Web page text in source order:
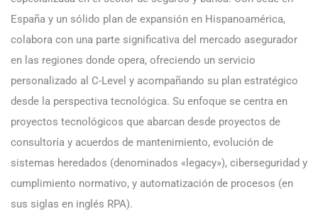
España y un sólido plan de expansión en Hispanoamérica,
colabora con una parte significativa del mercado asegurador
en las regiones donde opera, ofreciendo un servicio
personalizado al C-Level y acompañando su plan estratégico
desde la perspectiva tecnológica. Su enfoque se centra en
proyectos tecnológicos que abarcan desde proyectos de
consultoría y acuerdos de mantenimiento, evolución de
sistemas heredados (denominados «legacy»), ciberseguridad y
cumplimiento normativo, y automatización de procesos (en
sus siglas en inglés RPA).